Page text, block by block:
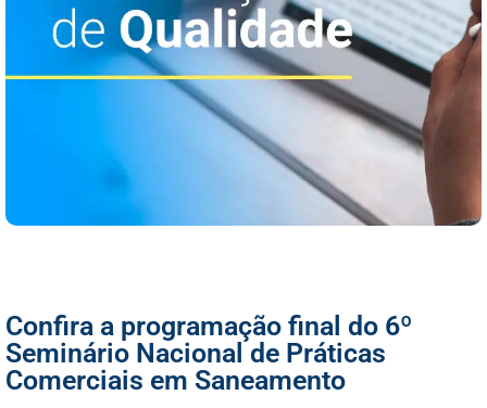
Confira a programação final do 6º
Seminário Nacional de Práticas
Comerciais em Saneamento